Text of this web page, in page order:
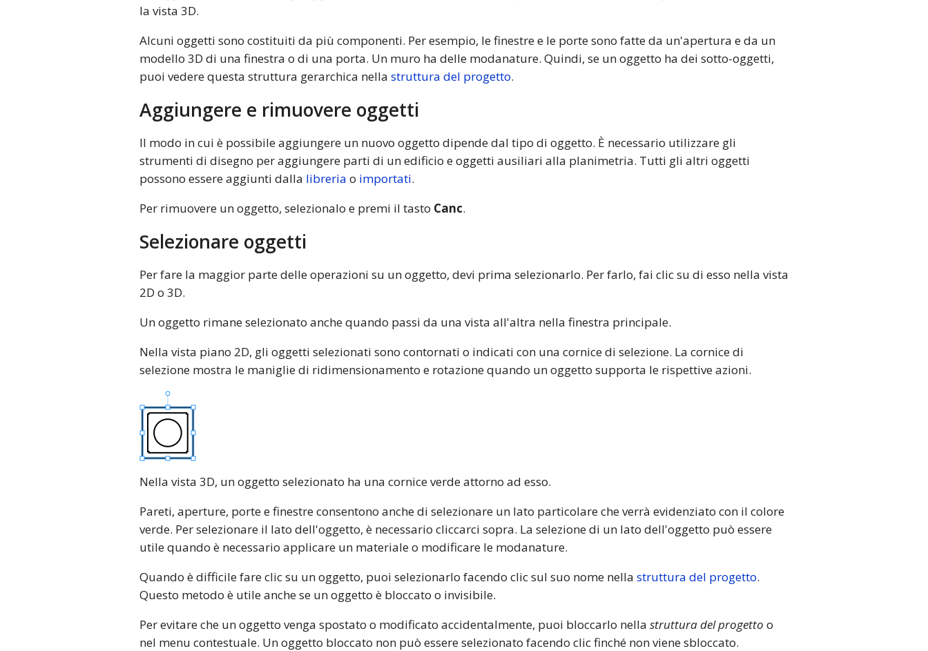
la vista 3D.
Alcuni oggetti sono costituiti da più componenti. Per esempio, le finestre e le porte sono fatte da un'apertura e da un
modello 3D di una finestra o di una porta. Un muro ha delle modanature. Quindi, se un oggetto ha dei sotto-oggetti,
puoi vedere questa struttura gerarchica nella struttura del progetto.
Aggiungere e rimuovere oggetti
Il modo in cui è possibile aggiungere un nuovo oggetto dipende dal tipo di oggetto. È necessario utilizzare gli
strumenti di disegno per aggiungere parti di un edificio e oggetti ausiliari alla planimetria. Tutti gli altri oggetti
possono essere aggiunti dalla libreria o importati.
Per rimuovere un oggetto, selezionalo e premi il tasto Canc.
Selezionare oggetti
Per fare la maggior parte delle operazioni su un oggetto, devi prima selezionarlo. Per farlo, fai clic su di esso nella vista
2D o 3D.
Un oggetto rimane selezionato anche quando passi da una vista all'altra nella finestra principale.
Nella vista piano 2D, gli oggetti selezionati sono contornati o indicati con una cornice di selezione. La cornice di
selezione mostra le maniglie di ridimensionamento e rotazione quando un oggetto supporta le rispettive azioni.
Nella vista 3D, un oggetto selezionato ha una cornice verde attorno ad esso.
Pareti, aperture, porte e finestre consentono anche di selezionare un lato particolare che verrà evidenziato con il colore
verde. Per selezionare il lato dell'oggetto, è necessario cliccarci sopra. La selezione di un lato dell'oggetto può essere
utile quando è necessario applicare un materiale o modificare le modanature.
Quando è difficile fare clic su un oggetto, puoi selezionarlo facendo clic sul suo nome nella struttura del progetto.
Questo metodo è utile anche se un oggetto è bloccato o invisibile.
Per evitare che un oggetto venga spostato o modificato accidentalmente, puoi bloccarlo nella struttura del progetto o
nel menu contestuale. Un oggetto bloccato non può essere selezionato facendo clic finché non viene sbloccato.